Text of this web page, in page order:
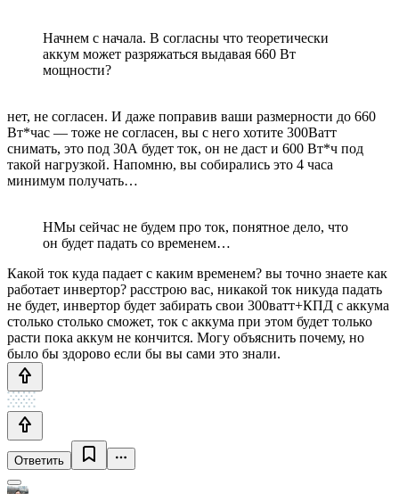
Начнем с начала. В согласны что теоретически
аккум может разряжаться выдавая 660 Вт
мощности?
нет, не согласен. И даже поправив ваши размерности до 660
Вт*час — тоже не согласен, вы с него хотите 300Ватт
снимать, это под 30А будет ток, он не даст и 600 Вт*ч под
такой нагрузкой. Напомню, вы собирались это 4 часа
минимум получать…
НМы сейчас не будем про ток, понятное дело, что
он будет падать со временем…
Какой ток куда падает с каким временем? вы точно знаете как
работает инвертор? расстрою вас, никакой ток никуда падать
не будет, инвертор будет забирать свои 300ватт+КПД с аккума
столько столько сможет, ток с аккума при этом будет только
расти пока аккум не кончится. Могу объяснить почему, но
было бы здорово если бы вы сами это знали.
Ответить